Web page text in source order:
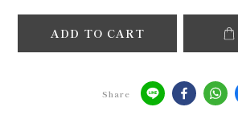
ADD TO CART
Share